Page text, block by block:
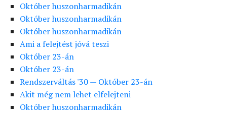
Október huszonharmadikán
Október huszonharmadikán
Október huszonharmadikán
Ami a felejtést jóvá teszi
Október 23-án
Október 23-án
Rendszerváltás '30 — Október 23-án
Akit még nem lehet elfelejteni
Október huszonharmadikán